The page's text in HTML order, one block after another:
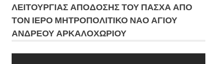
ΛΕΙΤΟΥΡΓΙΑΣ ΑΠΟΔΟΣΗΣ ΤΟΥ ΠΑΣΧΑ ΑΠΟ
ΤΟΝ ΙΕΡΟ ΜΗΤΡΟΠΟΛΙΤΙΚΟ ΝΑΟ ΑΓΙΟΥ
ΑΝΔΡΕΟΥ ΑΡΚΑΛΟΧΩΡΙΟΥ